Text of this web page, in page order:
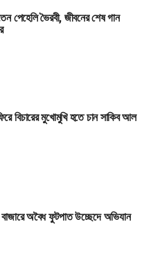
পেহেলি ভৈরবী, জীবনের শেষ গান
বিচারের মুখোমুখি হতে চান সাকিব আল
বাজারে অবৈধ ফুটপাত উচ্ছেদে অভিযান